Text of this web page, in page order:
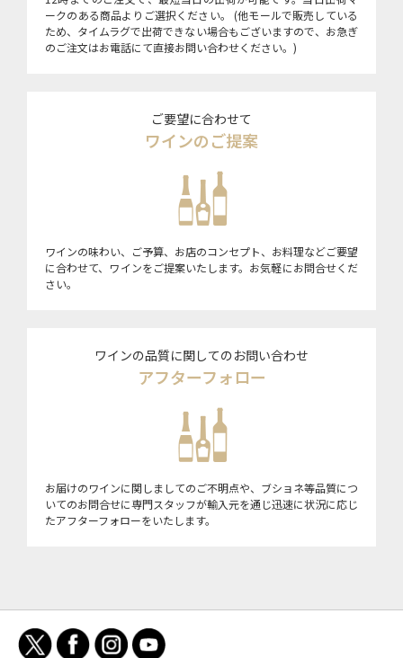
ークのある商品よりご選択ください。 (他モールで販売している
ため、タイムラグで出荷できない場合もございますので、お急ぎ
のご注文はお電話にて直接お問い合わせください。)
ご要望に合わせて
ワインのご提案
ワインの味わい、ご予算、お店のコンセプト、お料理などご要望
に合わせて、ワインをご提案いたします。お気軽にお問合せくだ
さい。
ワインの品質に関してのお問い合わせ
アフターフォロー
お届けのワインに関しましてのご不明点や、ブショネ等品質につ
いてのお問合せに専門スタッフが輸入元を通じ迅速に状況に応じ
たアフターフォローをいたします。